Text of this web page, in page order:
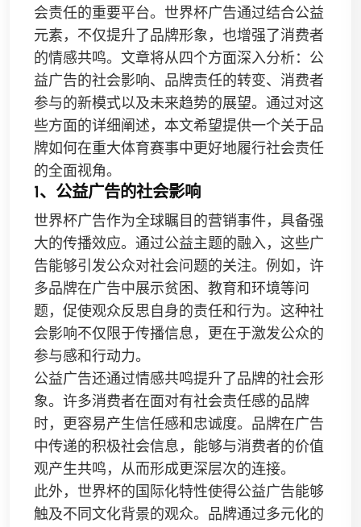
会责任的重要平台。世界杯广告通过结合公益
元素，不仅提升了品牌形象，也增强了消费者
的情感共鸣。文章将从四个方面深入分析：公
益广告的社会影响、品牌责任的转变、消费者
参与的新模式以及未来趋势的展望。通过对这
些方面的详细阐述，本文希望提供一个关于品
牌如何在重大体育赛事中更好地履行社会责任
的全面视角。
1、公益广告的社会影响
世界杯广告作为全球瞩目的营销事件，具备强
大的传播效应。通过公益主题的融入，这些广
告能够引发公众对社会问题的关注。例如，许
多品牌在广告中展示贫困、教育和环境等问
题，促使观众反思自身的责任和行为。这种社
会影响不仅限于传播信息，更在于激发公众的
参与感和行动力。
公益广告还通过情感共鸣提升了品牌的社会形
象。许多消费者在面对有社会责任感的品牌
时，更容易产生信任感和忠诚度。品牌在广告
中传递的积极社会信息，能够与消费者的价值
观产生共鸣，从而形成更深层次的连接。
此外，世界杯的国际化特性使得公益广告能够
触及不同文化背景的观众。品牌通过多元化的